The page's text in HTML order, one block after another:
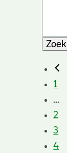
Zoek
1
...
2
3
4